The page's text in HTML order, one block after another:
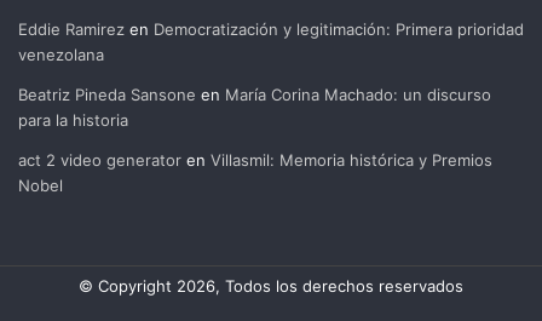
Eddie Ramirez en Democratización y legitimación: Primera prioridad
venezolana
Beatriz Pineda Sansone en María Corina Machado: un discurso
para la historia
act 2 video generator en Villasmil: Memoria histórica y Premios
Nobel
© Copyright 2026, Todos los derechos reservados